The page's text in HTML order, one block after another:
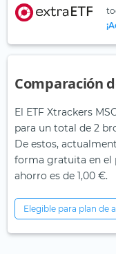
Comparación
El ETF Xtrackers
para un total de 2
De estos,
forma gratuita en el
ahorro es de 1,00 €.
Elegible para plan de